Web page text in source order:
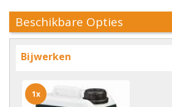
Beschikbare Opties
Bijwerken
1x